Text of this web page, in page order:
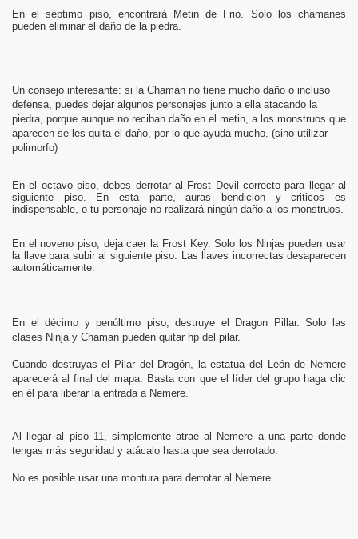
En el séptimo piso, encontrará Metin de Frio. Solo los chamanes
pueden eliminar el daño de la piedra.
Un consejo interesante: si la Chamán no tiene mucho daño o incluso
defensa, puedes dejar algunos personajes junto a ella atacando la
piedra, porque aunque no reciban daño en el metin, a los monstruos que
aparecen se les quita el daño, por lo que ayuda mucho. (sino utilizar
polimorfo)
En el octavo piso, debes derrotar al Frost Devil correcto para llegar al
siguiente piso. En esta parte, auras bendicion y criticos es
indispensable, o tu personaje no realizará ningún daño a los monstruos.
En el noveno piso, deja caer la Frost Key. Solo los Ninjas pueden usar
la llave para subir al siguiente piso. Las llaves incorrectas desaparecen
automáticamente.
En el décimo y penúltimo piso, destruye el Dragon Pillar. Solo las
clases Ninja y Chaman pueden quitar hp del pilar.
Cuando destruyas el Pilar del Dragón, la estatua del León de Nemere
aparecerá al final del mapa. Basta con que el líder del grupo haga clic
en él para liberar la entrada a Nemere.
Al llegar al piso 11, simplemente atrae al Nemere a una parte donde
tengas más seguridad y atácalo hasta que sea derrotado.
No es posible usar una montura para derrotar al Nemere.